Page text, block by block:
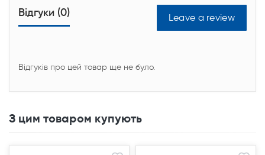
Відгуки (0) Leave a review
Відгуків про цей товар ще не було.
З цим товаром купують